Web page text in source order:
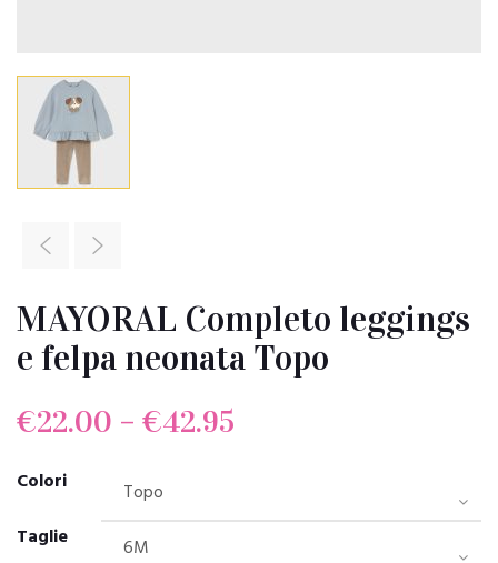
MAYORAL Completo leggings
e felpa neonata Topo
€22.00 – €42.95
Colori
Taglie